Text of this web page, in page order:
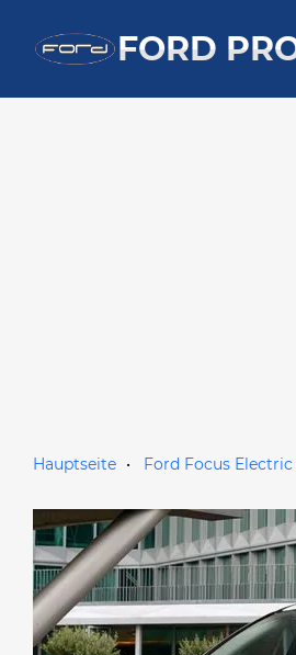
FORD
Hauptseite Ford Focus Electric